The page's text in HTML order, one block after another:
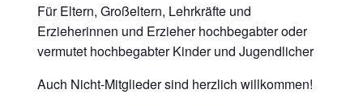
Für Eltern, Großeltern, Lehrkräfte und
Erzieherinnen und Erzieher hochbegabter oder
vermutet hochbegabter Kinder und Jugendlicher
Auch Nicht-Mitglieder sind herzlich willkommen!